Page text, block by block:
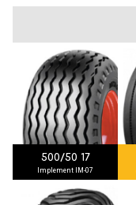
500/50 17
Implement IM-07